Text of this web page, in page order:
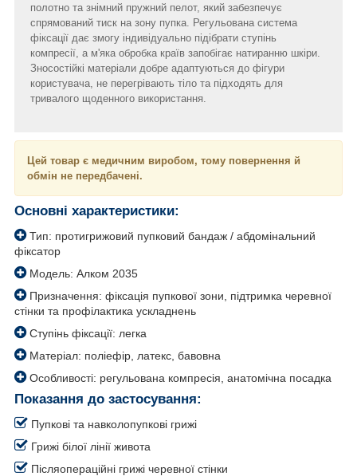
полотно та знімний пружний пелот, який забезпечує
спрямований тиск на зону пупка. Регульована система
фіксації дає змогу індивідуально підібрати ступінь
компресії, а м'яка обробка країв запобігає натиранню шкіри.
Зносостійкі матеріали добре адаптуються до фігури
користувача, не перегрівають тіло та підходять для
тривалого щоденного використання.
Цей товар є медичним виробом, тому повернення й
обмін не передбачені.
Основні характеристики:
Тип: протигрижовий пупковий бандаж / абдомінальний
фіксатор
Модель: Алком 2035
Призначення: фіксація пупкової зони, підтримка черевної
стінки та профілактика ускладнень
Ступінь фіксації: легка
Матеріал: поліефір, латекс, бавовна
Особливості: регульована компресія, анатомічна посадка
Показання до застосування:
Пупкові та навколопупкові грижі
Грижі білої лінії живота
Післяопераційні грижі черевної стінки